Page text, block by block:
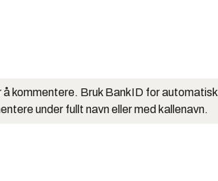
kommentere. Bruk BankID for automatisk
under fullt navn eller med kallenavn.